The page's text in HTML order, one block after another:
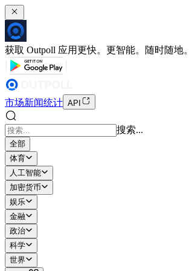
获取 Outpoll 应用更快。更智能。随时随地。
市场新闻统计 API
搜索...
全部
体育
人工智能
加密货币
娱乐
金融
政治
科学
世界